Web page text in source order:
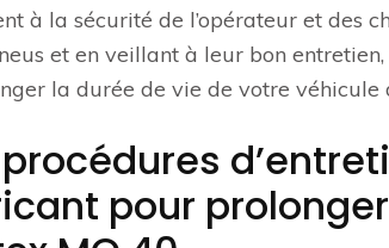
à la sécurité de l’opérateur et des
et en veillant à leur bon
la durée de vie de votre véhicule
pour